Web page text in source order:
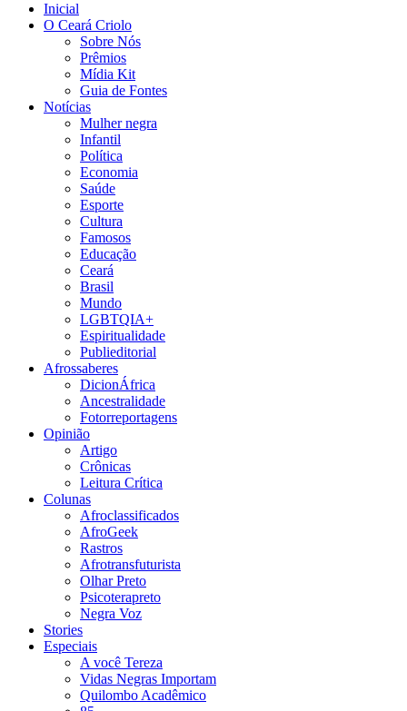
Inicial
O Ceará Criolo
Sobre Nós
Prêmios
Mídia Kit
Guia de Fontes
Notícias
Mulher negra
Infantil
Política
Economia
Saúde
Esporte
Cultura
Famosos
Educação
Ceará
Brasil
Mundo
LGBTQIA+
Espiritualidade
Publieditorial
Afrossaberes
DicionÁfrica
Ancestralidade
Fotorreportagens
Opinião
Artigo
Crônicas
Leitura Crítica
Colunas
Afroclassificados
AfroGeek
Rastros
Afrotransfuturista
Olhar Preto
Psicoterapreto
Negra Voz
Stories
Especiais
A você Tereza
Vidas Negras Importam
Quilombo Acadêmico